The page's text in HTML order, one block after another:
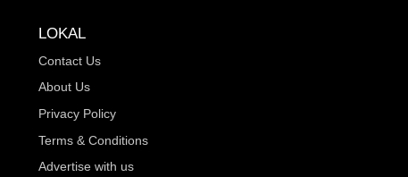
LOKAL
Contact Us
About Us
Privacy Policy
Terms & Conditions
Advertise with us